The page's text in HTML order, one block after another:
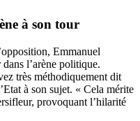
ène à son tour
opposition, Emmanuel
dans l’arène politique.
très méthodiquement dit
à son sujet. « Cela mérite
provoquant l’hilarité